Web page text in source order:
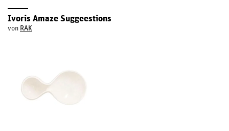
Ivoris Amaze Suggeestions
von RAK